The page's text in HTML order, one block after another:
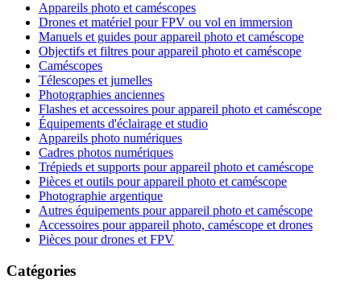
Appareils photo et caméscopes
Drones et matériel pour FPV ou vol en immersion
Manuels et guides pour appareil photo et caméscope
Objectifs et filtres pour appareil photo et caméscope
Caméscopes
Télescopes et jumelles
Photographies anciennes
Flashes et accessoires pour appareil photo et caméscope
Équipements d'éclairage et studio
Appareils photo numériques
Cadres photos numériques
Trépieds et supports pour appareil photo et caméscope
Pièces et outils pour appareil photo et caméscope
Photographie argentique
Autres équipements pour appareil photo et caméscope
Accessoires pour appareil photo, caméscope et drones
Pièces pour drones et FPV
Catégories